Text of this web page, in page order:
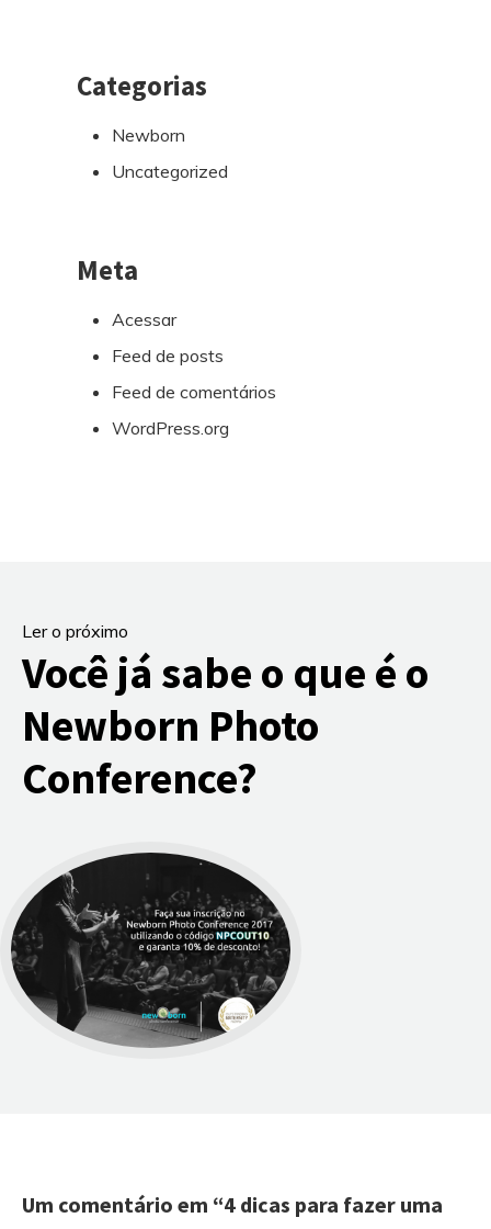
Categorias
Newborn
Uncategorized
Meta
Acessar
Feed de posts
Feed de comentários
WordPress.org
Ler o próximo
Você já sabe o que é o
Newborn Photo
Conference?
Um comentário em “4 dicas para fazer uma